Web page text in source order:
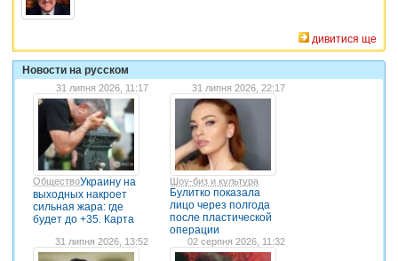
дивитися ще
Новости на русском
31 липня 2026, 11:17
ОбществоУкраину на
выходных накроет
сильная жара: где
будет до +35. Карта
31 липня 2026, 22:17
Шоу-биз и культура
Булитко показала
лицо через полгода
после пластической
операции
31 липня 2026, 13:52 02 серпня 2026, 11:32